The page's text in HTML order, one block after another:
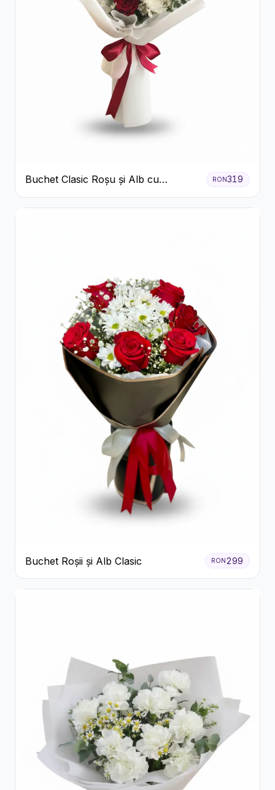
Buchet Clasic Roșu și Alb cu
Crizanteme
RON319
Buchet Roșii și Alb Clasic RON299